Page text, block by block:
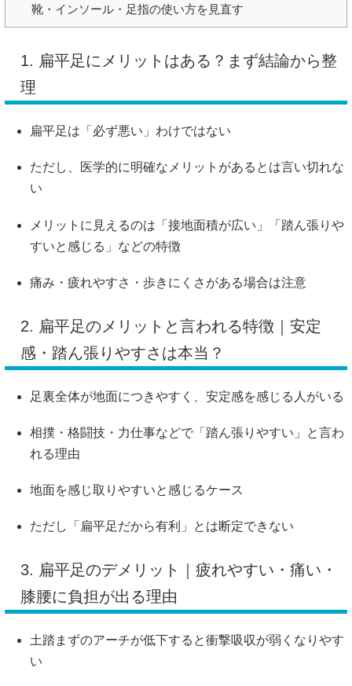
靴・インソール・足指の使い方を見直す
1. 扁平足にメリットはある？まず結論から整
理
扁平足は「必ず悪い」わけではない
ただし、医学的に明確なメリットがあるとは言い切れな
い
メリットに見えるのは「接地面積が広い」「踏ん張りや
すいと感じる」などの特徴
痛み・疲れやすさ・歩きにくさがある場合は注意
2. 扁平足のメリットと言われる特徴｜安定
感・踏ん張りやすさは本当？
足裏全体が地面につきやすく、安定感を感じる人がいる
相撲・格闘技・力仕事などで「踏ん張りやすい」と言わ
れる理由
地面を感じ取りやすいと感じるケース
ただし「扁平足だから有利」とは断定できない
3. 扁平足のデメリット｜疲れやすい・痛い・
膝腰に負担が出る理由
土踏まずのアーチが低下すると衝撃吸収が弱くなりやす
い